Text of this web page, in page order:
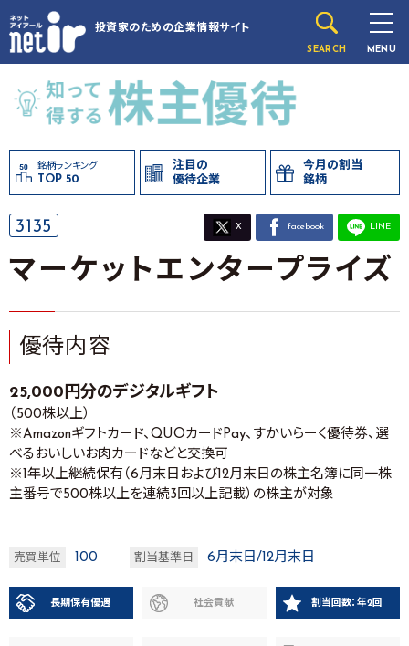
投資家のための企業情報サイト
SEARCH MENU
銘柄ランキング
TOP 50
注目の
優待企業
今月の割当
銘柄
3135 X facebook LINE
マーケットエンタープライズ
優待内容
25,000円分のデジタルギフト
（500株以上）
※Amazonギフトカード、QUOカードPay、すかいらーく優待券、選
べるおいしいお肉カードなどと交換可
※1年以上継続保有（6月末日および12月末日の株主名簿に同一株
主番号で500株以上を連続3回以上記載）の株主が対象
売買単位 100 割当基準日 6月末日/12月末日
長期保有優遇 社会貢献 割当回数：年2回